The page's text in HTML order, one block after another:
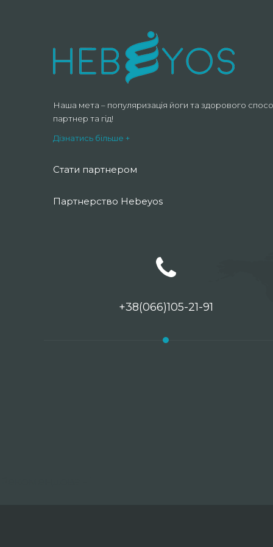
Наша мета – популяризація йоги та здорового
партнер та гід!
Дізнатись більше +
Стати партнером
Партнерство Hebeyos
+38(066)105-21-91